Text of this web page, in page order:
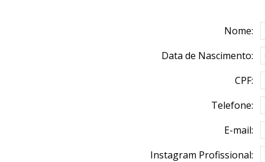
Nome:
Data de Nascimento:
CPF:
Telefone:
E-mail:
Instagram Profissional: